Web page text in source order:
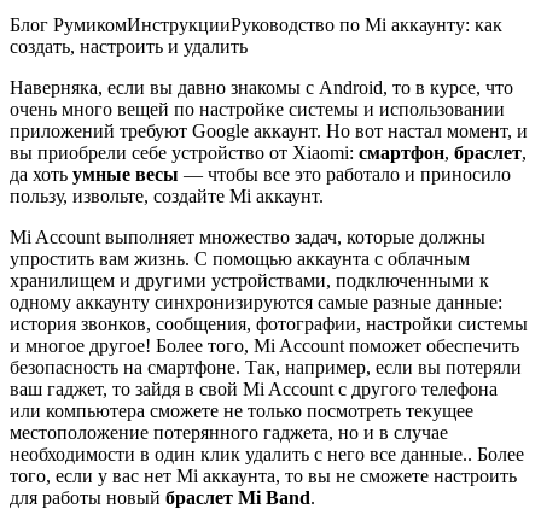
Блог РумикомИнструкцииРуководство по Mi аккаунту: как
создать, настроить и удалить
Наверняка, если вы давно знакомы с Android, то в курсе, что
очень много вещей по настройке системы и использовании
приложений требуют Google аккаунт. Но вот настал момент, и
вы приобрели себе устройство от Xiaomi: смартфон, браслет,
да хоть умные весы — чтобы все это работало и приносило
пользу, извольте, создайте Mi аккаунт.
Mi Account выполняет множество задач, которые должны
упростить вам жизнь. С помощью аккаунта с облачным
хранилищем и другими устройствами, подключенными к
одному аккаунту синхронизируются самые разные данные:
история звонков, сообщения, фотографии, настройки системы
и многое другое! Более того, Mi Account поможет обеспечить
безопасность на смартфоне. Так, например, если вы потеряли
ваш гаджет, то зайдя в свой Mi Account с другого телефона
или компьютера сможете не только посмотреть текущее
местоположение потерянного гаджета, но и в случае
необходимости в один клик удалить с него все данные.. Более
того, если у вас нет Mi аккаунта, то вы не сможете настроить
для работы новый браслет Mi Band.